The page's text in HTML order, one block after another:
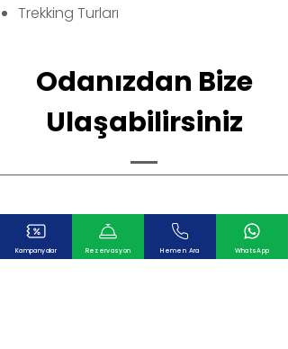
Trekking Turları
Odanızdan Bize
Ulaşabilirsiniz
Kampanyalar Rezervasyon Hemen Ara WhatsApp